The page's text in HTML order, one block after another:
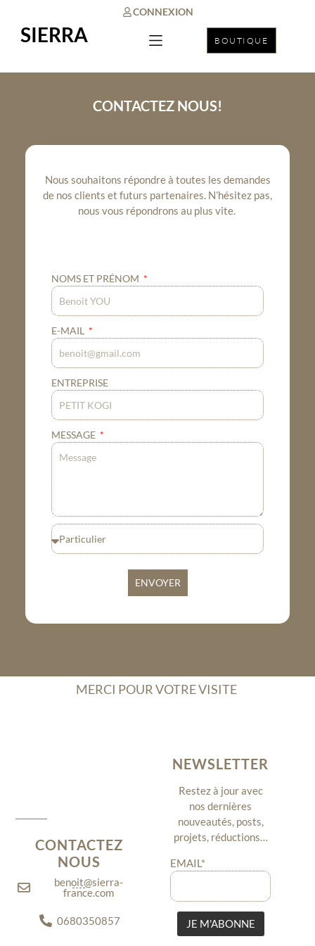
CONNEXION
SIERRA BOUTIQUE
CONTACTEZ NOUS!
Nous souhaitons répondre à toutes les demandes
de nos clients et futurs partenaires. N’hésitez pas,
nous vous répondrons au plus vite.
NOMS ET PRÉNOM
E-MAIL
ENTREPRISE
MESSAGE
ENVOYER
MERCI POUR VOTRE VISITE
CONTACTEZ
NOUS
benoit@sierra-
france.com
0680350857
NEWSLETTER
Restez à jour avec
nos dernières
nouveautés, posts,
projets, réductions…
EMAIL*